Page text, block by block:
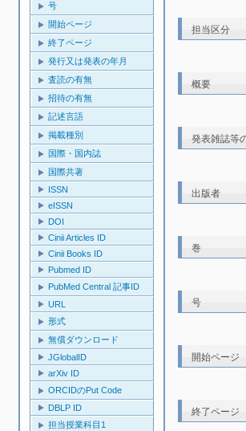
号
開始ページ
終了ページ
発行又は発表の年月
査読の有無
招待の有無
記述言語
掲載種別
国際・国内誌
国際共著
ISSN
eISSN
DOI
Cinii Articles ID
Cinii Books ID
Pubmed ID
PubMed Central 記事ID
URL
形式
無償ダウンロード
JGlobalID
arXiv ID
ORCIDのPut Code
DBLP ID
担当授業科目1
担当区分
概要
発表雑誌等
出版者
巻
号
開始ページ
終了ページ